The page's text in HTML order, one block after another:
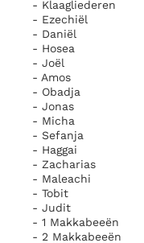
- Klaagliederen
- Ezechiël
- Daniël
- Hosea
- Joël
- Amos
- Obadja
- Jonas
- Micha
- Sefanja
- Haggai
- Zacharias
- Maleachi
- Tobit
- Judit
- 1 Makkabeeën
- 2 Makkabeeën
De opzichters
maakten aan
Farao: Ik geef
jullie gaan het
wel evenveel
Toen liep het
verzamelen.
De opzichters
moeten elke